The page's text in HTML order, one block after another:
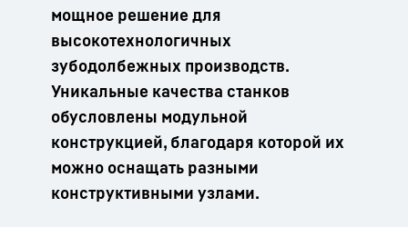
мощное решение для
высокотехнологичных
зубодолбежных производств.
Уникальные качества станков
обусловлены модульной
конструкцией, благодаря которой их
можно оснащать разными
конструктивными узлами.